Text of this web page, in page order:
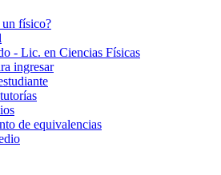
un físico?
- Lic. en Ciencias Físicas
ingresar
de equivalencias